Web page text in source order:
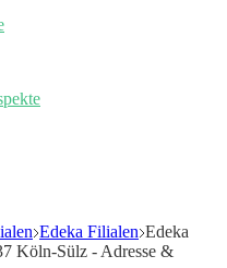
Edeka Filialen Edeka
Köln-Sülz - Adresse &